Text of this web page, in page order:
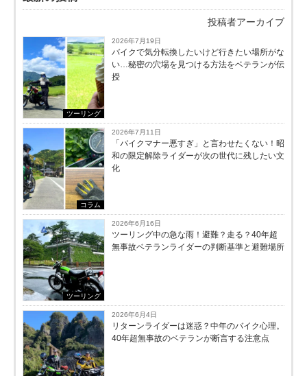
投稿者アーカイブ
ツーリング
2026年7月19日
バイクで気分転換したいけど行きたい場所がな
い…秘密の穴場を見つける方法をベテランが伝
授
コラム
2026年7月11日
「バイクマナー悪すぎ」と言わせたくない！昭
和の限定解除ライダーが次の世代に残したい文
化
ツーリング
2026年6月16日
ツーリング中の急な雨！避難？走る？40年超
無事故ベテランライダーの判断基準と避難場所
2026年6月4日
リターンライダーは迷惑？中年のバイク心理。
40年超無事故のベテランが断言する注意点